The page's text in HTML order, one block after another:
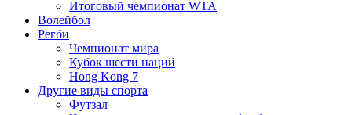
Итоговый чемпионат WTA
Волейбол
Регби
Чемпионат мира
Кубок шести наций
Hong Kong 7
Другие виды спорта
Футзал